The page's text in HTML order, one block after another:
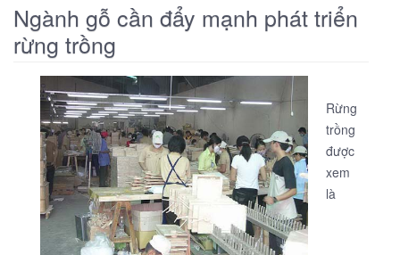
Ngành gỗ cần đẩy mạnh phát triển
rừng trồng
Rừng
trồng
được
xem
là